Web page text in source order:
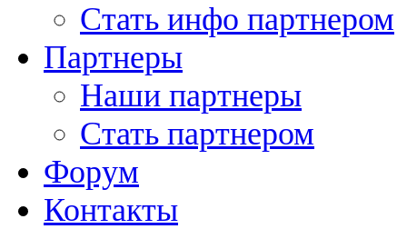
Стать инфо партнером
Партнеры
Наши партнеры
Стать партнером
Форум
Контакты